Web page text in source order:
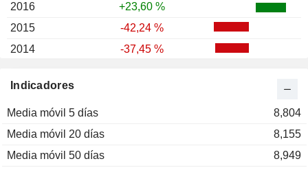
Indicadores
Media móvil 5 días
8,804
Media móvil 20 días
8,155
Media móvil 50 días
8,949
2016
+23,60 %
2015
-42,24 %
2014
-37,45 %